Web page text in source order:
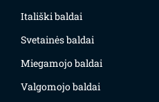
Itališki baldai
Svetainės baldai
Miegamojo baldai
Valgomojo baldai